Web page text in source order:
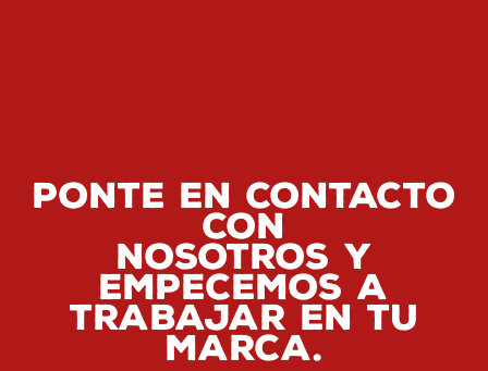
PONTE EN CONTACTO
CON
NOSOTROS Y
EMPECEMOS A
TRABAJAR EN TU
MARCA.